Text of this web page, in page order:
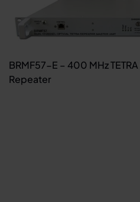
BRMF57-E – 400 MHz
Repeater